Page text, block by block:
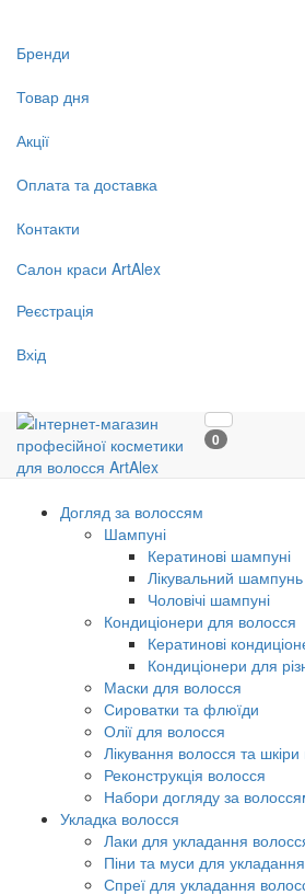
Бренди
Товар дня
Акції
Оплата та доставка
Контакти
Салон краси ArtAlex
Реєстрація
Вхід
0
Догляд за волоссям
Шампуні
Кератинові шампуні
Лікувальний
Чоловічі шампуні
Кондиціонери для волосся
Кератинові
Кондиціонери для
Маски для волосся
Сироватки та флюїди
Олії для волосся
Лікування волосся та шкіри
Реконструкція волосся
Набори догляду за
Укладка волосся
Лаки для укладання
Піни та муси для
Спреї для укладання